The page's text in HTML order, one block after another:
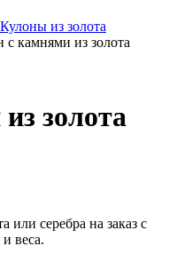
Кулоны из золота
с камнями из золота
золота
или серебра на заказ с
веса.